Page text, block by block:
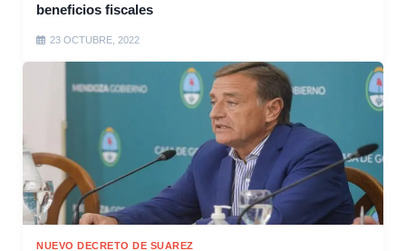
beneficios fiscales
23 OCTUBRE, 2022
NUEVO DECRETO DE SUAREZ